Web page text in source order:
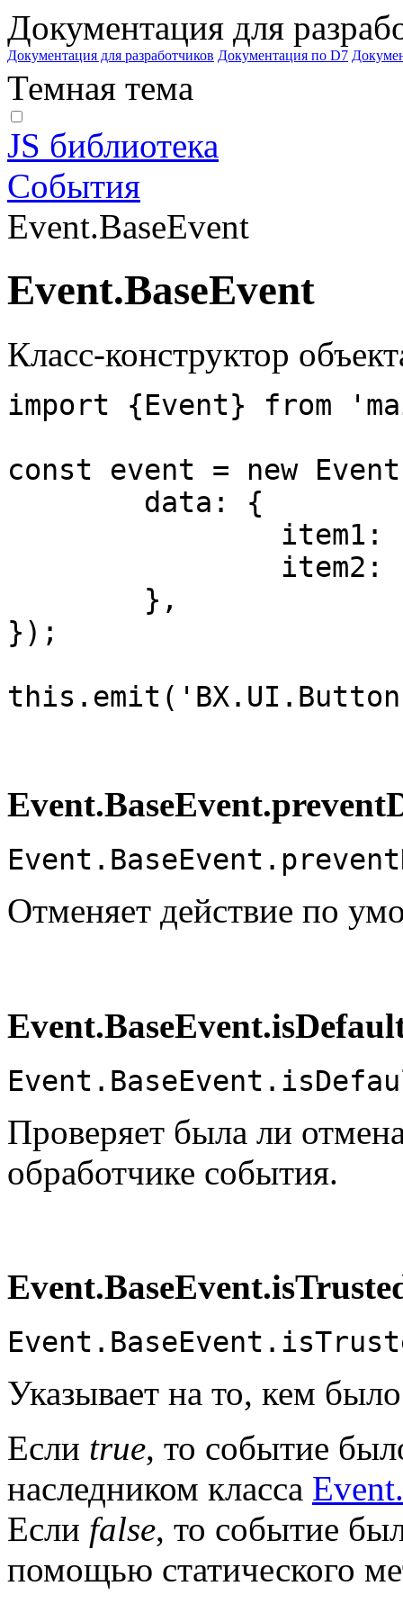
Документация для
Документация для разработчиков Документация по D7
Темная тема
JS библиотека
События
Event.BaseEvent
Event.BaseEvent
Класс-конструктор
import {Event} from
const event = new
});
Отменяет действие по
Проверяет была ли
обработчике события.
Указывает на то, кем
Если true, то событие
наследником класса
Если false, то событие
помощью статического